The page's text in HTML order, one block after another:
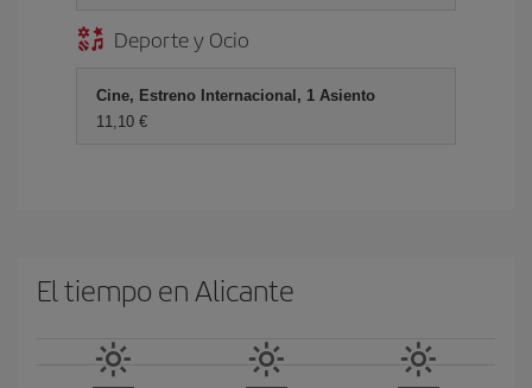
Deporte y Ocio
Cine, Estreno Internacional, 1 Asiento
11,10 €
El tiempo en Alicante